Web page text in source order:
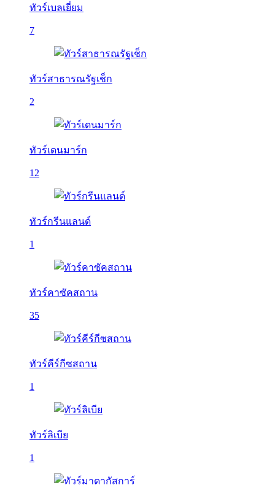
ทัวร์เบลเยี่ยม
7
ทัวร์สาธารณรัฐเช็ก
2
ทัวร์เดนมาร์ก
12
ทัวร์กรีนแลนด์
1
ทัวร์คาซัคสถาน
35
ทัวร์คีร์กีซสถาน
1
ทัวร์ลิเบีย
1